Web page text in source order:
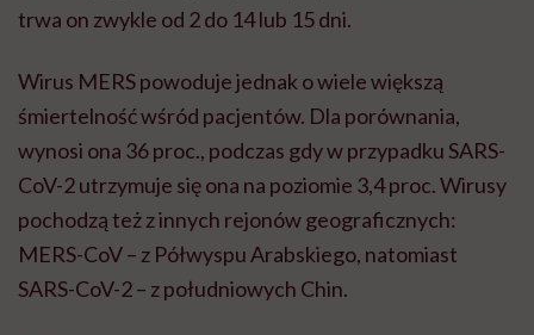
trwa on zwykle od 2 do 14 lub 15 dni.
Wirus MERS powoduje jednak o wiele większą
śmiertelność wśród pacjentów. Dla porównania,
wynosi ona 36 proc., podczas gdy w przypadku SARS-
CoV-2 utrzymuje się ona na poziomie 3,4 proc. Wirusy
pochodzą też z innych rejonów geograficznych:
MERS-CoV – z Półwyspu Arabskiego, natomiast
SARS-CoV-2 – z południowych Chin.